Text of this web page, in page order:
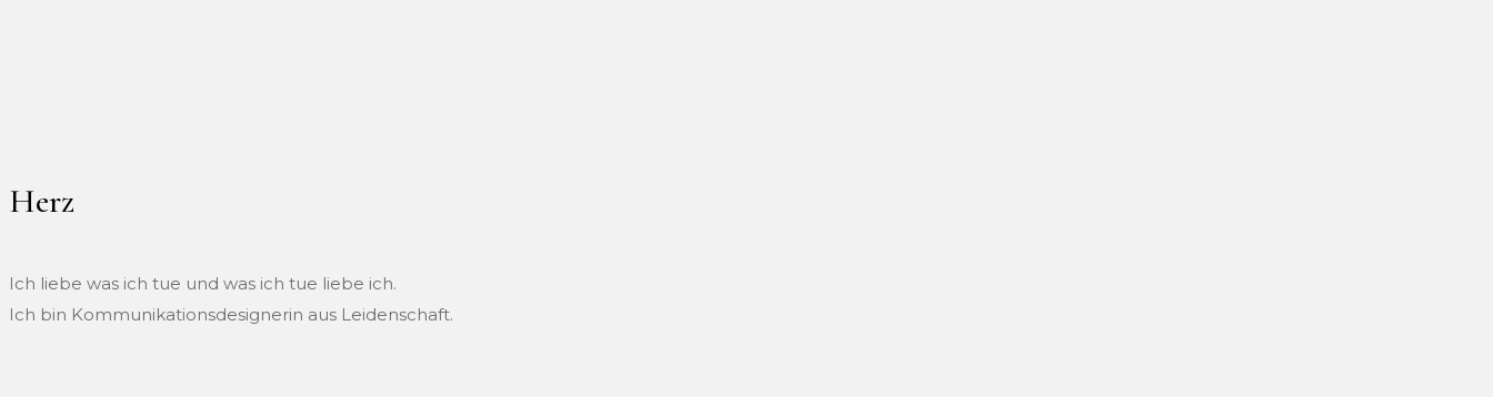
Herz
Ich liebe was ich tue und was ich tue liebe ich.
Ich bin Kommunikationsdesignerin aus Leidenschaft.